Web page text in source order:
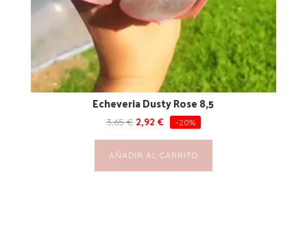
Echeveria Dusty Rose 8,5
3,65€ 2,92 € -20%
AÑADIR AL CARRITO